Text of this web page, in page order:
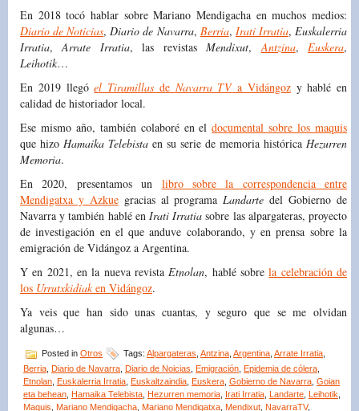
En 2018 tocó hablar sobre Mariano Mendigacha en muchos medios:
Diario de Noticias,Diario de Navarra, Berria, Irati Irratia,Euskalerria
Irratia,Arrate Irratia, las revistasMendixut,Antzina,Euskera,
Leihotik…
En 2019 llegóel Tiramillas de Navarra TVa Vidángozy hablé en
calidad de historiador local.
Ese mismo año, también colaboré en eldocumental sobre los maquis
que hizo Hamaika Telebista en su serie de memoria histórica Hezurren
Memoria.
En 2020, presentamos un libro sobre la correspondencia entre
Mendigatxa y Azkuegracias al programaLandarte del Gobierno de
Navarra y también hablé en Irati Irratia sobre las alpargateras, proyecto
de investigación en el que anduve colaborando, y en prensa sobre la
emigración de Vidángoz a Argentina.
Y en 2021, en la nueva revistaEtnolan, hablé sobrela celebración de
los Urrutxkidiaken Vidángoz.
Ya veis que han sido unas cuantas, y seguro que se me olvidan
algunas…
Posted in Otros Tags: Alpargateras Antzina Argentina Arrate Irratia
Berria Diario de Navarra Diario de Noicias Emigración Epidemia de cólera
Etnolan Euskalerria Irratia Euskaltzaindia Euskera Gobierno de Navarra Goian
eta behean Hamaika Telebista Hezurren memoria Irati Irratia Landarte Leihotik
Maquis Mariano Mendigacha Mariano Mendigatxa Mendixut NavarraTV,